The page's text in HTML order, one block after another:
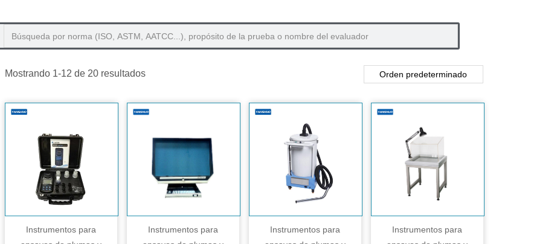
Mostrando 1-12 de 20 resultados
Instrumentos para
Instrumentos para
Instrumentos para
Instrumentos para